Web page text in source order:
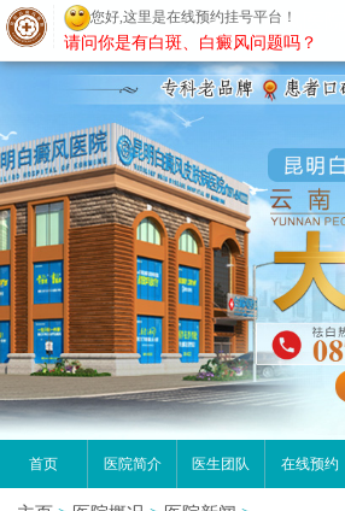
昆明白癜风医院
首页 医院简介 医生团队 在线预约
您好,这里是在线预约挂号平台！
请问你是有白斑、白癜风问题吗？